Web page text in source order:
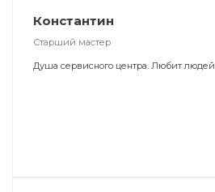
Константин
Старший мастер
Душа сервисного центра. Любит